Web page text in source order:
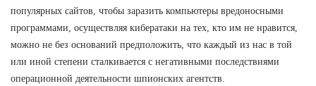
популярных сайтов, чтобы заразить компьютеры вредоносными
программами, осуществляя кибератаки на тех, кто им не нравится,
можно не без оснований предположить, что каждый из нас в той
или иной степени сталкивается с негативными последствиями
операционной деятельности шпионских агентств.